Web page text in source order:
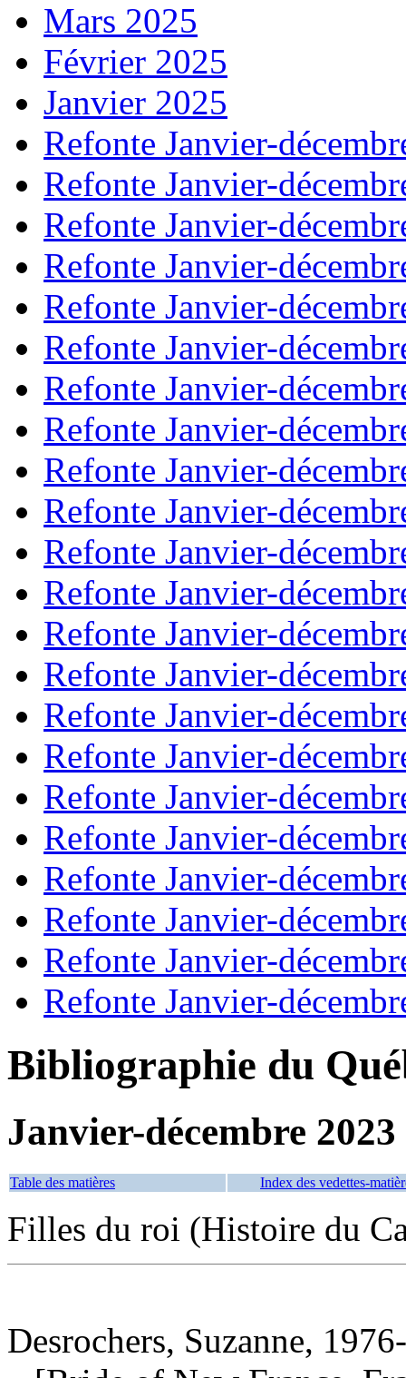
Mars 2025
Février 2025
Janvier 2025
Refonte Janvier-
Refonte Janvier-
Refonte Janvier-
Refonte Janvier-
Refonte Janvier-
Refonte Janvier-
Refonte Janvier-
Refonte Janvier-
Refonte Janvier-
Refonte Janvier-
Refonte Janvier-
Refonte Janvier-
Refonte Janvier-
Refonte Janvier-
Refonte Janvier-
Refonte Janvier-
Refonte Janvier-
Refonte Janvier-
Refonte Janvier-
Refonte Janvier-
Refonte Janvier-
Refonte Janvier-
Bibliographie du
Janvier-décembre 2023
Table des matières Index des vedettes-
Filles du roi (Histoire du
Desrochers, Suzanne,